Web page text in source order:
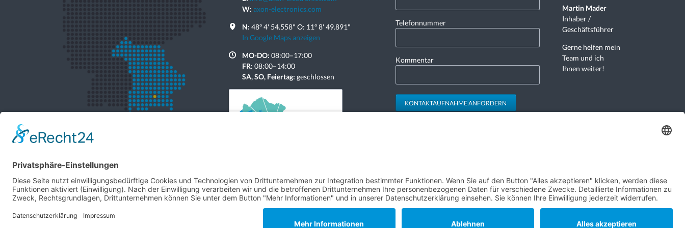
W: axon-electronics.com
N: 48º 4' 54.558" O: 11º 8' 49.891"
In Google Maps anzeigen
MO-DO: 08:00–17:00
FR: 08:00–14:00
SA, SO, Feiertag: geschlossen
Telefonnummer
Kommentar
KONTAKTAUFNAHME ANFORDERN
Martin Mader
Inhaber /
Geschäftsführer
Gerne helfen mein
Team und ich
Ihnen weiter!
Navigation
Suche Sitemap Datenschutz Impressum